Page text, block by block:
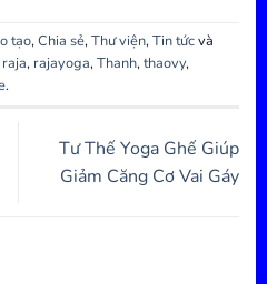
tạo,Chia sẻ,Thư viện,Tin tứcvà
raja, rajayoga,Thanh,thaovy,
.
Tư Thế Yoga Ghế Giúp
Giảm Căng Cơ Vai Gáy